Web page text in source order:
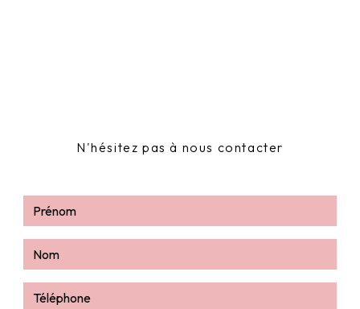
N'hésitez pas à nous contacter